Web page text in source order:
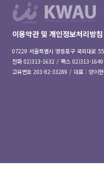
이용약관 및 개인정보처리방침
07229 서울특별시 영등포구 국회대로
전화 02)313-1632 / 팩스 02)313-1649
고유번호 203-82-33289 / 대표 : 양이